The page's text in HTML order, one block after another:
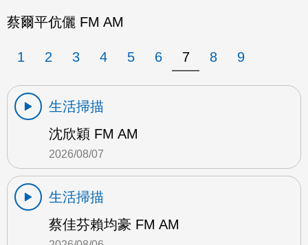
蔡爾平伉儷 FM AM
1 2 3 4 5 6 7 8 9
生活掃描
沈欣穎 FM AM
2026/08/07
生活掃描
蔡佳芬賴均豪 FM AM